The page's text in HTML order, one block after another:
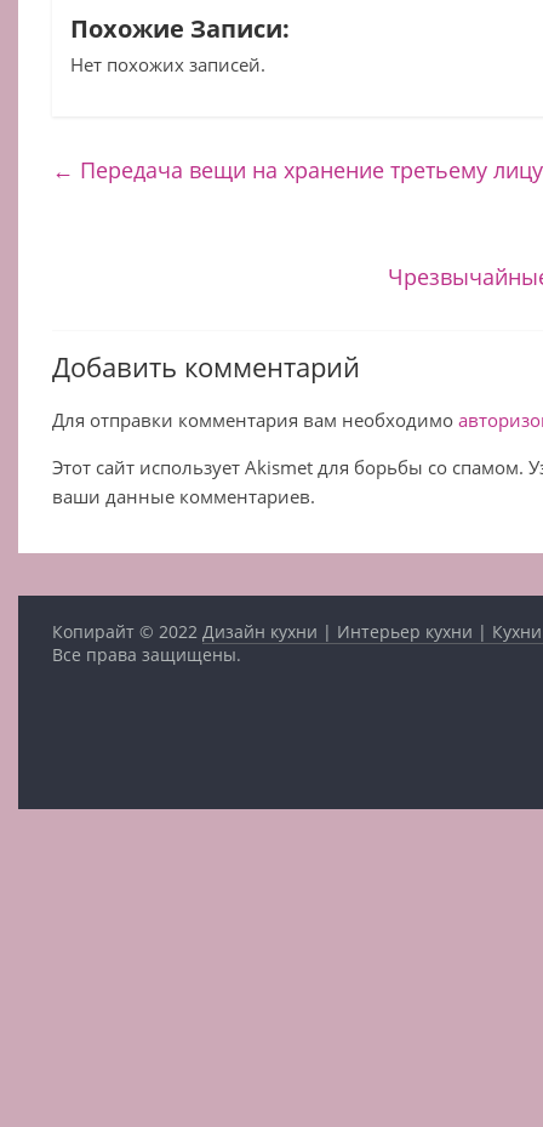
Похожие Записи:
Нет похожих записей.
← Передача вещи на хранение третьему лицу
Добавить комментарий
Для отправки комментария вам необходимо
Этот сайт использует Akismet для борьбы со спамом.
ваши данные комментариев.
Копирайт © 2022Дизайн кухни | Интерьер кухни |
Все права защищены.